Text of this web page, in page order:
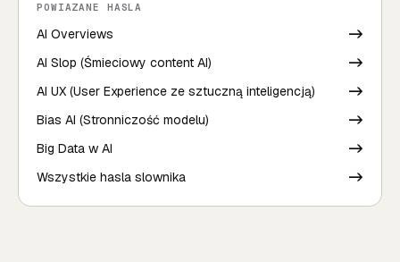
POWIAZANE HASLA
AI Overviews
->
AI Slop (Śmieciowy content AI)
->
AI UX (User Experience ze sztuczną inteligencją)
->
Bias AI (Stronniczość modelu)
->
Big Data w AI
->
Wszystkie hasla slownika
->